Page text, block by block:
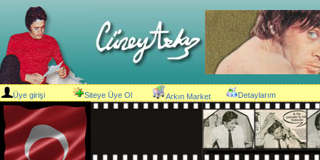
Üye girişi Siteye Üye Ol Arkın Market Detaylarım